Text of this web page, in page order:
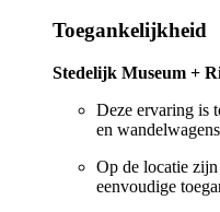
Toegankelijkheid
Stedelijk Museum +
Deze ervaring is
en
Op de locatie
eenvoudige